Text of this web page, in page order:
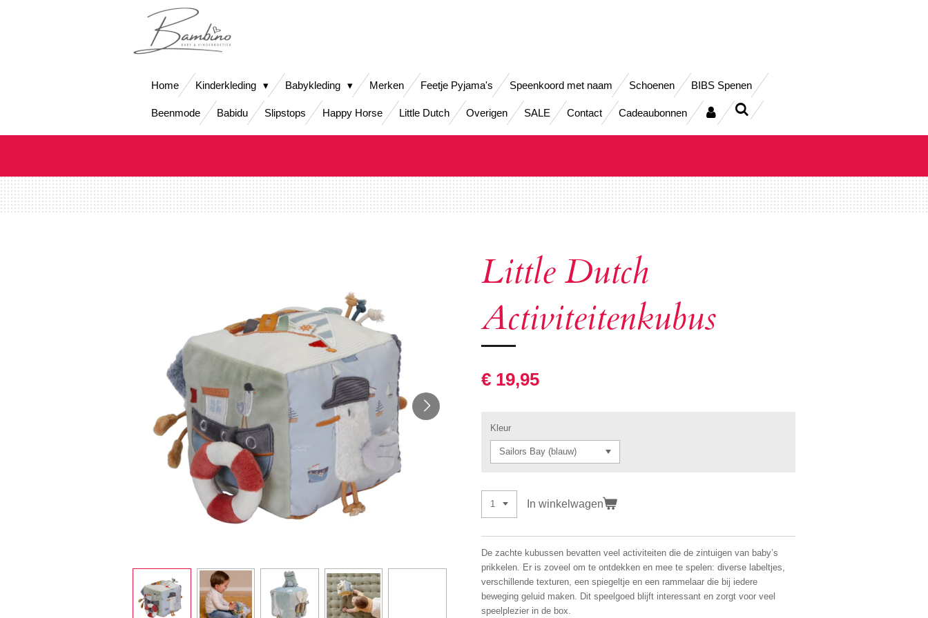
Home Kinderkleding Babykleding Merken Feetje Pyjama's Speenkoord met naam Schoenen BIBS Spenen
Beenmode Babidu Slipstops Happy Horse Little Dutch Overigen SALE Contact Cadeaubonnen
Little Dutch
Activiteitenkubus
€ 19,95
Kleur
In winkelwagen
De zachte kubussen bevatten veel activiteiten die de zintuigen van baby’s
prikkelen. Er is zoveel om te ontdekken en mee te spelen: diverse labeltjes,
verschillende texturen, een spiegeltje en een rammelaar die bij iedere
beweging geluid maken. Dit speelgoed blijft interessant en zorgt voor veel
speelplezier in de box.